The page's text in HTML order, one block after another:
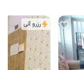
رزرو آنی